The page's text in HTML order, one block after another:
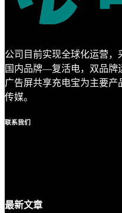
公司目前实现全球化运营
国内品牌—复活电，双品牌
广告屏共享充电宝为主要
传媒。
联系我们
最新文章